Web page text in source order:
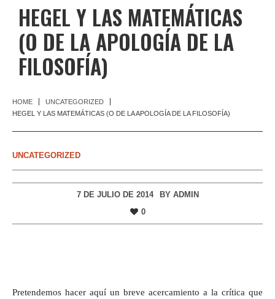
HEGEL Y LAS MATEMÁTICAS
(O DE LA APOLOGÍA DE LA
FILOSOFÍA)
HOME
UNCATEGORIZED
HEGEL Y LAS MATEMÁTICAS (O DE LA APOLOGÍA DE LA FILOSOFÍA)
UNCATEGORIZED
7 DE JULIO DE 2014 BY ADMIN
0
Pretendemos hacer aquí un breve acercamiento a la crítica que